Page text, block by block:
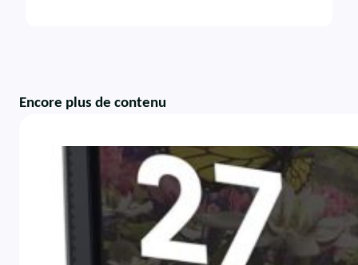
Encore plus de contenu